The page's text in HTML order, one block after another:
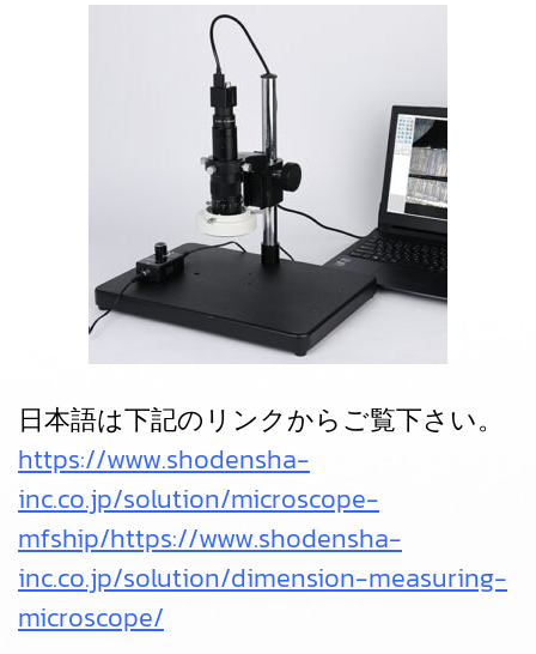
日本語は下記のリンクからご覧下さい。
https://www.shodensha-
inc.co.jp/solution/microscope-
mfship/https://www.shodensha-
inc.co.jp/solution/dimension-measuring-
microscope/